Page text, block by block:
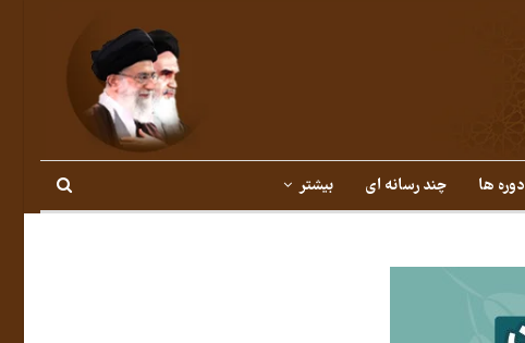
دوره ها چند رسانه ای بیشتر